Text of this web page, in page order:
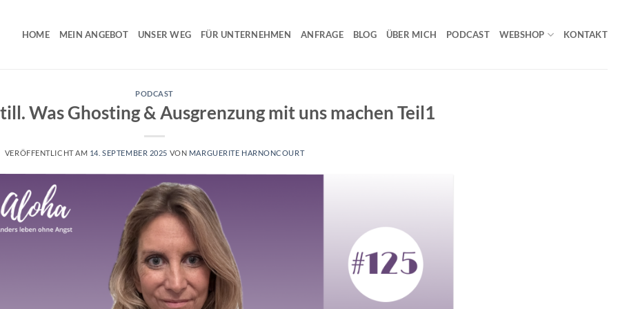
HOME MEIN ANGEBOT UNSER WEG FÜR UNTERNEHMEN ANFRAGE BLOG ÜBER MICH PODCAST WEBSHOP KONTAKT
PODCAST
Was Ghosting & Ausgrenzung mit uns machen Teil1
VERÖFFENTLICHT AM 14. SEPTEMBER 2025 VON MARGUERITE HARNONCOURT